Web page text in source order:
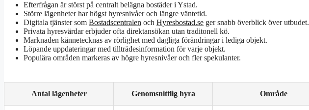
Efterfrågan är störst på centralt belägna bostäder i Ystad.
Större lägenheter har högst hyresnivåer och längre väntetid.
Digitala tjänster som Bostadscentralen och Hyresbostad.se ger snabb överblick över utbudet.
Privata hyresvärdar erbjuder ofta direktansökan utan traditonell kö.
Marknaden kännetecknas av rörlighet med dagliga förändringar i lediga objekt.
Löpande uppdateringar med tillträdesinformation för varje objekt.
Populära områden markeras av högre hyresnivåer och fler spekulanter.
Antal lägenheter Genomsnittlig hyra Område